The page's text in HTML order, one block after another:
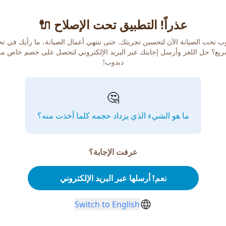
عذراً! التطبيق تحت الإصلاح 🔌
تحت الصيانة الآن لتحسين تجربتك. حتى ننتهي أعمال الصيانة، ما رأيك في
حل اللغز وأرسل إجابتك عبر البريد الإلكتروني لتحصل على خصم خاص
دبدوب!
🤔
ما هو الشيء الذي يزداد حجمه كلما أخذت منه؟
عرفت الإجابة؟
نعم! أرسلها عبر البريد الإلكتروني
Switch to English